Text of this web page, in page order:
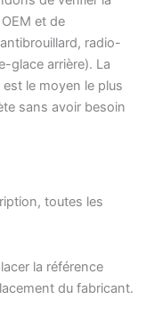
et de
radio-
glace arrière). La
le moyen le plus
sans avoir besoin
toutes les
la référence
du fabricant.